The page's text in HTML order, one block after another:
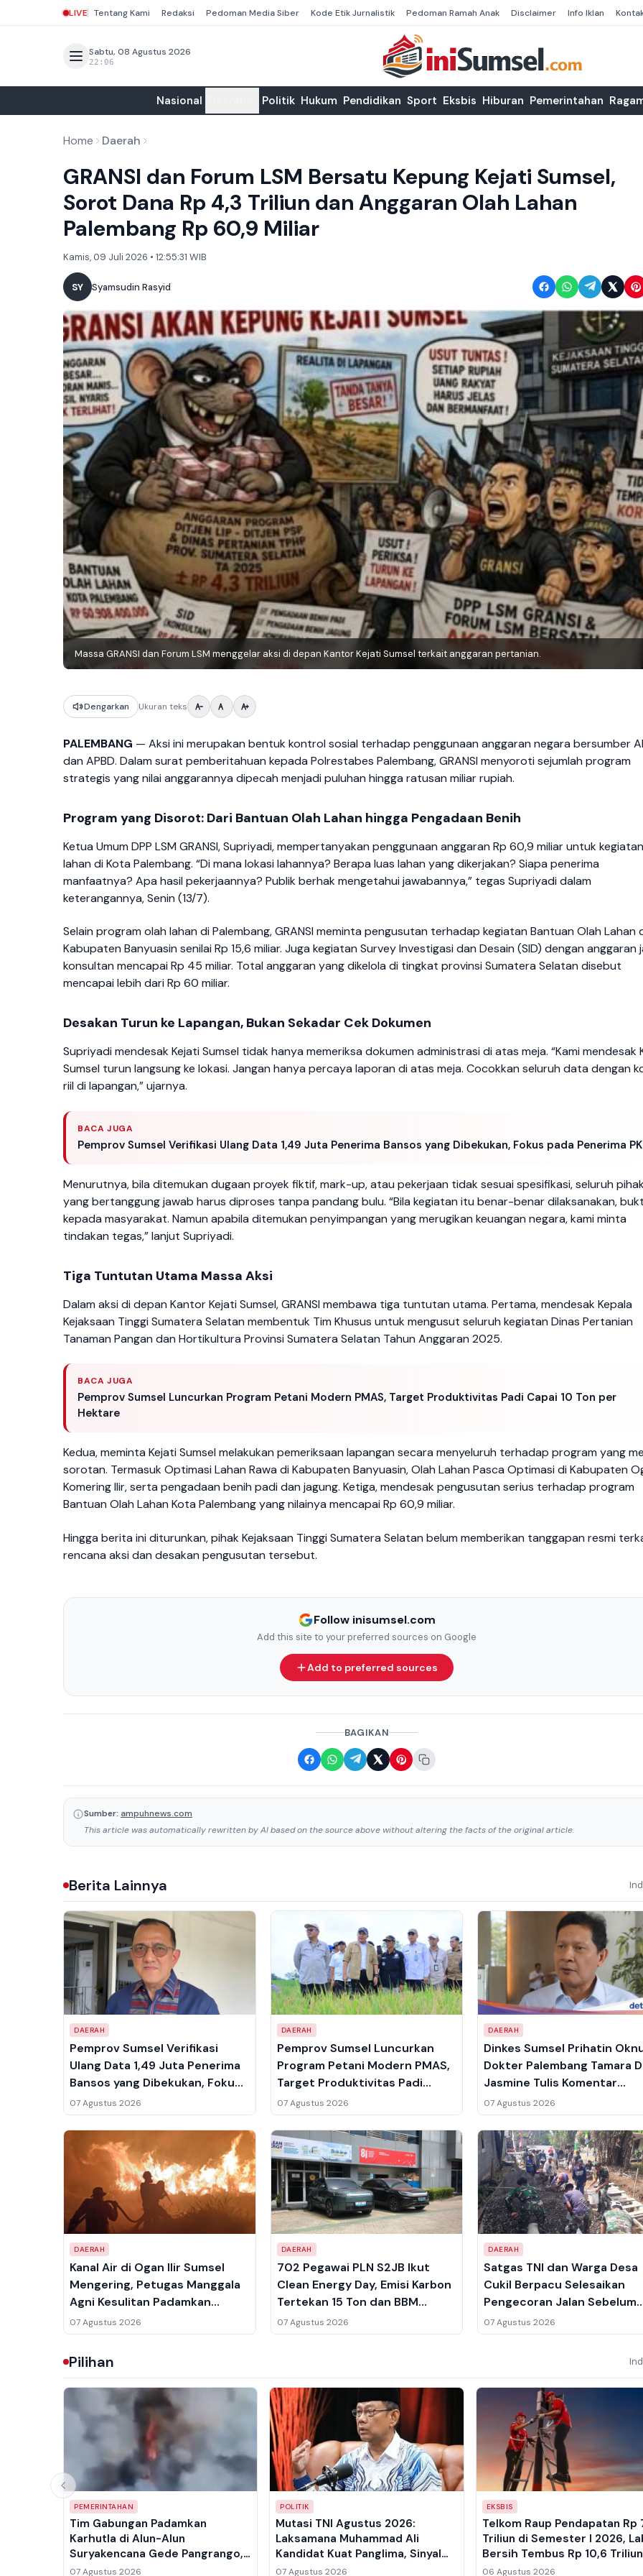
LIVE Tentang Kami Redaksi Pedoman Media Siber Kode Etik Jurnalistik Pedoman Ramah Anak Disclaimer Info Iklan
Sabtu, 08 Agustus 2026
22:06
Nasional Politik Hukum Pendidikan Sport Eksbis Hiburan Pemerintahan
Home Daerah
GRANSI dan Forum LSM Bersatu Kepung Kejati Sumsel,
Sorot Dana Rp 4,3 Triliun dan Anggaran Olah Lahan
Palembang Rp 60,9 Miliar
Kamis, 09 Juli 2026 • 12:55:31 WIB
SY Syamsudin Rasyid
Massa GRANSI dan Forum LSM menggelar aksi di depan Kantor Kejati Sumsel terkait anggaran pertanian.
Dengarkan Ukuran teks
PALEMBANG — Aksi ini merupakan bentuk kontrol sosial terhadap penggunaan anggaran negara bersumber
dan APBD. Dalam surat pemberitahuan kepada Polrestabes Palembang, GRANSI menyoroti sejumlah program
strategis yang nilai anggarannya dipecah menjadi puluhan hingga ratusan miliar rupiah.
Program yang Disorot: Dari Bantuan Olah Lahan hingga Pengadaan Benih
Ketua Umum DPP LSM GRANSI, Supriyadi, mempertanyakan penggunaan anggaran Rp 60,9 miliar untuk
lahan di Kota Palembang. “Di mana lokasi lahannya? Berapa luas lahan yang dikerjakan? Siapa penerima
manfaatnya? Apa hasil pekerjaannya? Publik berhak mengetahui jawabannya,” tegas Supriyadi dalam
keterangannya, Senin (13/7).
Selain program olah lahan di Palembang, GRANSI meminta pengusutan terhadap kegiatan Bantuan Olah Lahan
Kabupaten Banyuasin senilai Rp 15,6 miliar. Juga kegiatan Survey Investigasi dan Desain (SID) dengan anggaran
konsultan mencapai Rp 45 miliar. Total anggaran yang dikelola di tingkat provinsi Sumatera Selatan disebut
mencapai lebih dari Rp 60 miliar.
Desakan Turun ke Lapangan, Bukan Sekadar Cek Dokumen
Supriyadi mendesak Kejati Sumsel tidak hanya memeriksa dokumen administrasi di atas meja. “Kami mendesak
Sumsel turun langsung ke lokasi. Jangan hanya percaya laporan di atas meja. Cocokkan seluruh data dengan
riil di lapangan,” ujarnya.
BACA JUGA
Pemprov Sumsel Verifikasi Ulang Data 1,49 Juta Penerima Bansos yang Dibekukan, Fokus pada Penerima
Menurutnya, bila ditemukan dugaan proyek fiktif, mark-up, atau pekerjaan tidak sesuai spesifikasi, seluruh
yang bertanggung jawab harus diproses tanpa pandang bulu. “Bila kegiatan itu benar-benar dilaksanakan,
kepada masyarakat. Namun apabila ditemukan penyimpangan yang merugikan keuangan negara, kami minta
tindakan tegas,” lanjut Supriyadi.
Tiga Tuntutan Utama Massa Aksi
Dalam aksi di depan Kantor Kejati Sumsel, GRANSI membawa tiga tuntutan utama. Pertama, mendesak Kepala
Kejaksaan Tinggi Sumatera Selatan membentuk Tim Khusus untuk mengusut seluruh kegiatan Dinas Pertanian
Tanaman Pangan dan Hortikultura Provinsi Sumatera Selatan Tahun Anggaran 2025.
BACA JUGA
Pemprov Sumsel Luncurkan Program Petani Modern PMAS, Target Produktivitas Padi Capai 10 Ton per
Hektare
Kedua, meminta Kejati Sumsel melakukan pemeriksaan lapangan secara menyeluruh terhadap program yang
sorotan. Termasuk Optimasi Lahan Rawa di Kabupaten Banyuasin, Olah Lahan Pasca Optimasi di Kabupaten
Komering Ilir, serta pengadaan benih padi dan jagung. Ketiga, mendesak pengusutan serius terhadap program
Bantuan Olah Lahan Kota Palembang yang nilainya mencapai Rp 60,9 miliar.
Hingga berita ini diturunkan, pihak Kejaksaan Tinggi Sumatera Selatan belum memberikan tanggapan resmi
rencana aksi dan desakan pengusutan tersebut.
Follow inisumsel.com
Add this site to your preferred sources on Google
Add to preferred sources
BAGIKAN
Sumber: ampuhnews.com
This article was automatically rewritten by AI based on the source above without altering the facts of the original article.
Berita Lainnya
DAERAH
Pemprov Sumsel Verifikasi
Ulang Data 1,49 Juta Penerima
Bansos yang Dibekukan, Fokus
pada Penerima PKH
07 Agustus 2026
DAERAH
Pemprov Sumsel Luncurkan
Program Petani Modern PMAS,
Target Produktivitas Padi
Capai 10 Ton per Hektare
07 Agustus 2026
DAERAH
Dinkes Sumsel Prihatin
Dokter Palembang Tamara
Jasmine Tulis Komentar
Nirempati ke Pasien,
Sanksi Teguran
07 Agustus 2026
DAERAH
Kanal Air di Ogan Ilir Sumsel
Mengering, Petugas Manggala
Agni Kesulitan Padamkan
Karhutla
07 Agustus 2026
DAERAH
702 Pegawai PLN S2JB Ikut
Clean Energy Day, Emisi Karbon
Tertekan 15 Ton dan BBM
Hemat 12.438 Liter
07 Agustus 2026
DAERAH
Satgas TNI dan Warga Desa
Cukil Berpacu Selesaikan
Pengecoran Jalan Sebelum
Salat Jumat
07 Agustus 2026
Pilihan
PEMERINTAHAN
Tim Gabungan Padamkan
Karhutla di Alun-Alun
Suryakencana Gede Pangrango,
Kawah Wadon Masih Ditangani
07 Agustus 2026
POLITIK
Mutasi TNI Agustus 2026:
Laksamana Muhammad Ali
Kandidat Kuat Panglima, Sinyal
Politik untuk Publik
07 Agustus 2026
EKSBIS
Telkom Raup Pendapatan Rp
Triliun di Semester I 2026,
Bersih Tembus Rp 10,6 Triliun
06 Agustus 2026